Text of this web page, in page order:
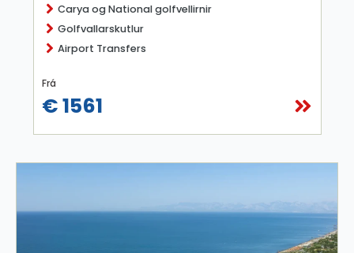
Carya og National golfvellirnir
Golfvallarskutlur
Airport Transfers
Frá
€ 1561